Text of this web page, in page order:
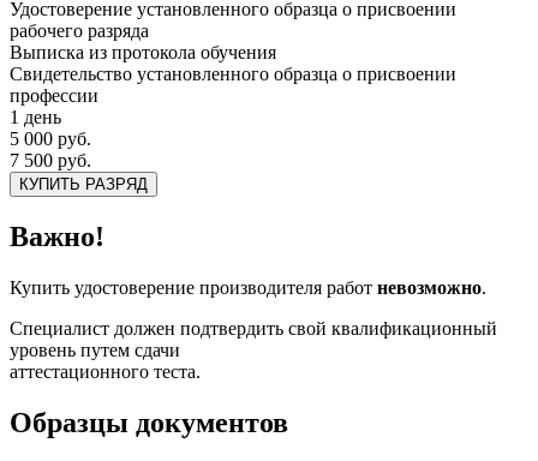
Удостоверение установленного образца о присвоении
рабочего разряда
Выписка из протокола обучения
Свидетельство установленного образца о присвоении
профессии
1 день
5 000 руб.
7 500 руб.
КУПИТЬ РАЗРЯД
Важно!
Купить удостоверение производителя работ невозможно.
Специалист должен подтвердить свой квалификационный
уровень путем сдачи
аттестационного теста.
Образцы документов